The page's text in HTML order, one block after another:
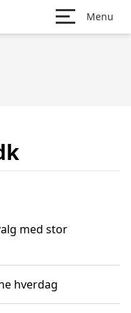
Menu
med stor
hverdag